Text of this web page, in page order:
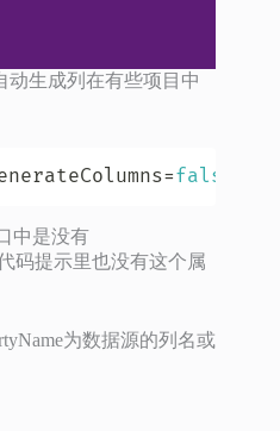
动生成列在有些项目中
=false
中是没有
码提示里也没有这个属
为数据源的列名或